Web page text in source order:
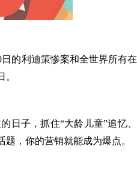
的利迪策惨案和全世界所有在
日子，抓住“大龄儿童”追忆、
，你的营销就能成为爆点。